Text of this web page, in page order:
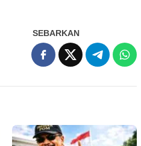
SEBARKAN